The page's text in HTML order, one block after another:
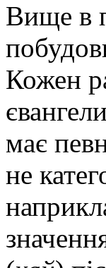
Вище в
Кожен
має
не